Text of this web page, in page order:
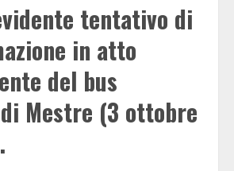
tentativo di
in atto
del bus
Mestre (3 ottobre